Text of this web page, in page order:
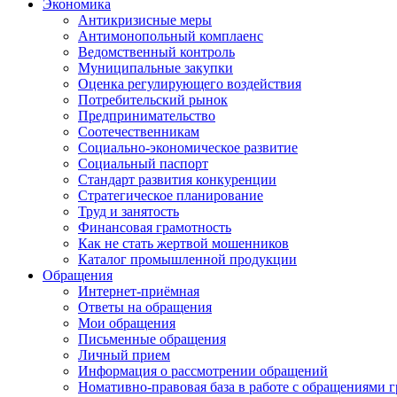
Экономика
Антикризисные меры
Антимонопольный комплаенс
Ведомственный контроль
Муниципальные закупки
Оценка регулирующего воздействия
Потребительский рынок
Предпринимательство
Соотечественникам
Социально-экономическое развитие
Социальный паспорт
Стандарт развития конкуренции
Стратегическое планирование
Труд и занятость
Финансовая грамотность
Как не стать жертвой мошенников
Каталог промышленной продукции
Обращения
Интернет-приёмная
Ответы на обращения
Мои обращения
Письменные обращения
Личный прием
Информация о рассмотрении обращений
Номативно-правовая база в работе с обращениями